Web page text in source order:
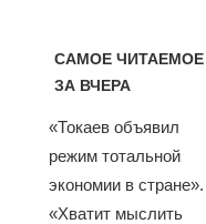
САМОЕ ЧИТАЕМОЕ
ЗА ВЧЕРА
«Токаев объявил
режим тотальной
экономии в стране».
«Хватит мыслить